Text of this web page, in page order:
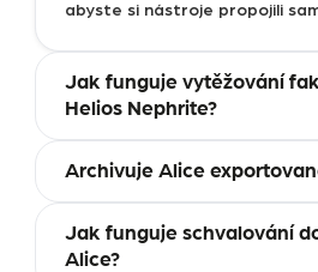
abyste si nástroje propojili
Jak funguje vytěžování
Helios Nephrite?
Archivuje Alice
Jak funguje schvalování
Alice?